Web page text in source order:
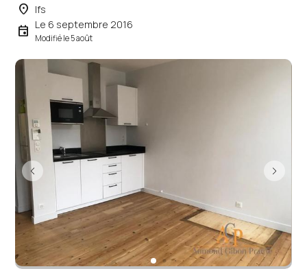
place Ifs
event Le 6 septembre 2016
Modifié le 5 août